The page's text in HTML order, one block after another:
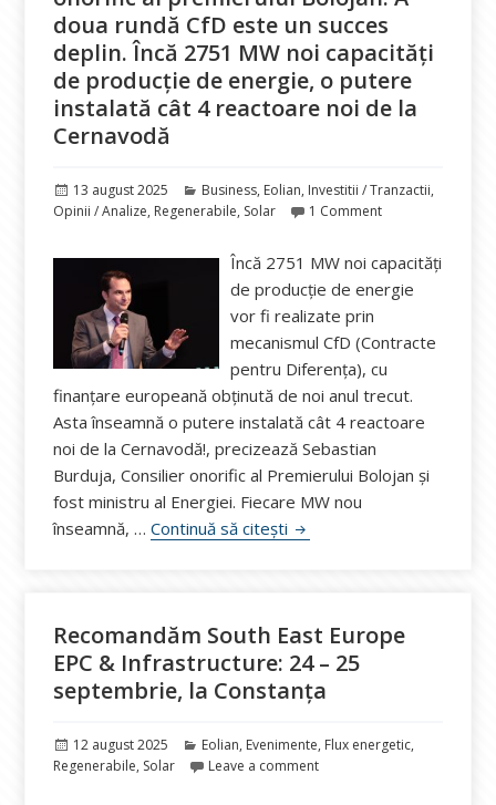
doua rundă CfD este un succes
deplin. Încă 2751 MW noi capacități
de producție de energie, o putere
instalată cât 4 reactoare noi de la
Cernavodă
Publicat
pe
13 august 2025 Categorii
Business, Eolian, Investitii / Tranzactii,
Opinii / Analize, Regenerabile, Solar 1 Comment
Încă 2751 MW noi capacități
de producție de energie
vor fi realizate prin
mecanismul CfD (Contracte
pentru Diferența), cu
finanțare europeană obținută de noi anul trecut.
Asta înseamnă o putere instalată cât 4 reactoare
noi de la Cernavodă!, precizează Sebastian
Burduja, Consilier onorific al Premierului Bolojan și
fost ministru al Energiei. Fiecare MW nou
înseamnă, …Continuă să citești Sebastian Burduja,
Recomandăm South East Europe
EPC & Infrastructure: 24 – 25
septembrie, la Constanța
Publicat
pe
12 august 2025 Categorii
Eolian, Evenimente, Flux energetic,
Regenerabile, Solar Leave a comment